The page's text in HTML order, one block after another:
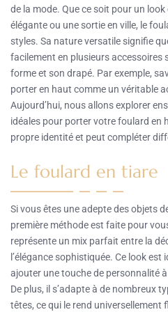
de la mode. Que ce soit pour un
élégante ou une sortie en ville, le
styles. Sa nature versatile signifie
facilement en plusieurs accessoires
forme et son drapé. Par exemple,
porter en haut comme un véritable
Aujourd’hui, nous allons explorer
idéales pour porter votre foulard en
propre identité et peut compléter
Le foulard en tiare
Si vous êtes une adepte des objets
première méthode est faite pour
représente un mix parfait entre la
l’élégance sophistiquée. Ce look
ajouter une touche de personnalité
De plus, il s’adapte à de nombreux
têtes, ce qui le rend universellement